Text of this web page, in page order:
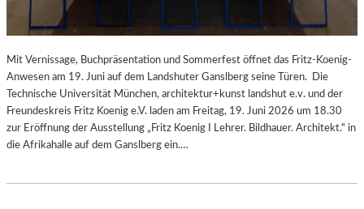
Mit Vernissage, Buchpräsentation und Sommerfest öffnet das Fritz-Koenig-
Anwesen am 19. Juni auf dem Landshuter Ganslberg seine Türen. Die
Technische Universität München, architektur+kunst landshut e.v. und der
Freundeskreis Fritz Koenig e.V. laden am Freitag, 19. Juni 2026 um 18.30
zur Eröffnung der Ausstellung „Fritz Koenig Ι Lehrer. Bildhauer. Architekt.“ in
die Afrikahalle auf dem Ganslberg ein.…